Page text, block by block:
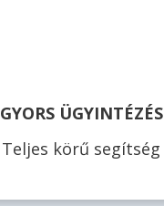
GYORS ÜGYINTÉZÉS
Teljes körű segítség